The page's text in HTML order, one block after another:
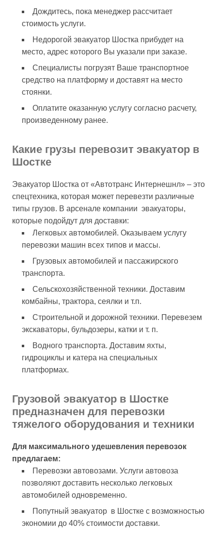
Дождитесь, пока менеджер рассчитает
стоимость услуги.
Недорогой эвакуатор Шостка прибудет на
место, адрес которого Вы указали при заказе.
Специалисты погрузят Ваше транспортное
средство на платформу и доставят на место
стоянки.
Оплатите оказанную услугу согласно расчету,
произведенному ранее.
Какие грузы перевозит эвакуатор в
Шостке
Эвакуатор Шостка от «Автотранс Интернешнл» – это
спецтехника, которая может перевезти различные
типы грузов. В арсенале компании эвакуаторы,
которые подойдут для доставки:
Легковых автомобилей. Оказываем услугу
перевозки машин всех типов и массы.
Грузовых автомобилей и пассажирского
транспорта.
Сельскохозяйственной техники. Доставим
комбайны, трактора, сеялки и т.п.
Строительной и дорожной техники. Перевезем
экскаваторы, бульдозеры, катки и т. п.
Водного транспорта. Доставим яхты,
гидроциклы и катера на специальных
платформах.
Грузовой эвакуатор в Шостке
предназначен для перевозки
тяжелого оборудования и техники
Для максимального удешевления перевозок
предлагаем:
Перевозки автовозами. Услуги автовоза
позволяют доставить несколько легковых
автомобилей одновременно.
Попутный эвакуатор в Шостке с возможностью
экономии до 40% стоимости доставки.